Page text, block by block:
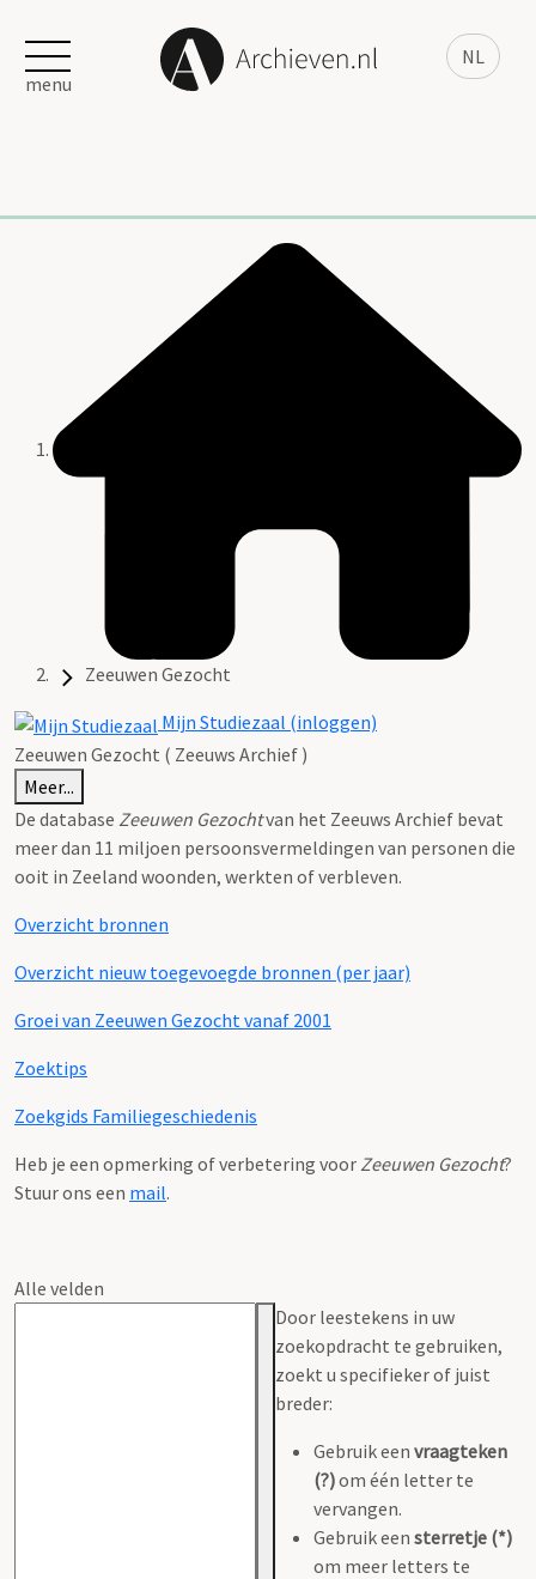
NL
menu
Zeeuwen Gezocht
Mijn Studiezaal (inloggen)
Zeeuwen Gezocht ( Zeeuws Archief )
Meer...
De database Zeeuwen Gezochtvan het Zeeuws Archief bevat
meer dan 11 miljoen persoonsvermeldingen van personen die
ooit in Zeeland woonden, werkten of verbleven.
Overzicht bronnen
Overzicht nieuw toegevoegde bronnen (per jaar)
Groei van Zeeuwen Gezocht vanaf 2001
Zoektips
Zoekgids Familiegeschiedenis
Heb je een opmerking of verbetering voor Zeeuwen Gezocht?
Stuur ons een mail.
Alle velden
Door leestekens in uw
zoekopdracht te gebruiken,
zoekt u specifieker of juist
breder:
Gebruik een vraagteken
(?)om één letter te
vervangen.
Gebruik een sterretje (*)
om meer letters te